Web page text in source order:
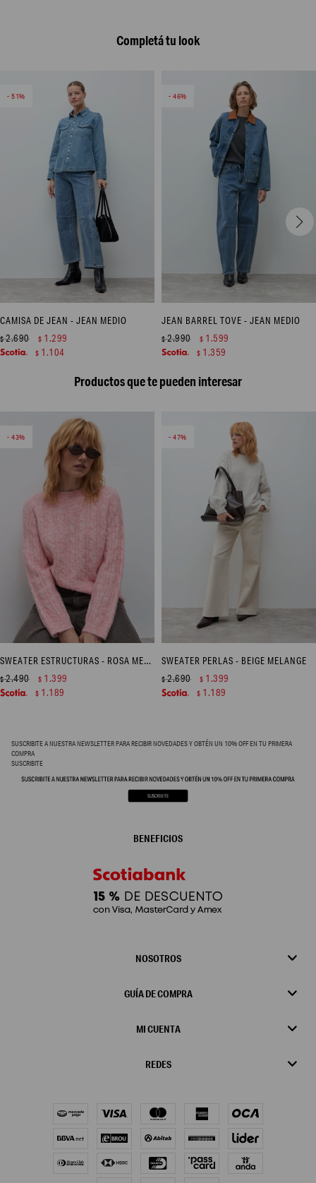
Completá tu look
51
CAMISA DE JEAN - JEAN MEDIO
$2.690 $ 1.299
$ 1.104
46
JEAN BARREL TOVE - JEAN MEDIO
$2.990 $ 1.599
$ 1.359
Productos que te pueden interesar
43
SWEATER ESTRUCTURAS - ROSA MELANGE
$2.490 $ 1.399
$ 1.189
47
SWEATER PERLAS - BEIGE MELANGE
$2.690 $ 1.399
$ 1.189
SUSCRIBITE A NUESTRA NEWSLETTER PARA RECIBIR NOVEDADES Y OBTÉN UN 10% OFF EN TU PRIMERA
COMPRA
SUSCRIBITE
NOSOTROS
GUÍA DE COMPRA
MI CUENTA
REDES
BENEFICIOS